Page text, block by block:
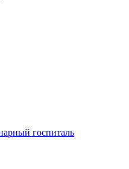
госпиталь